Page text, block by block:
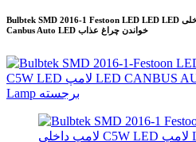
Bulbtek SMD 2016-1 Festoon LED LED LED داخلی لامپ داخلی C5W LED لامپ LED
Canbus Auto LED خواندن چراغ عذاب